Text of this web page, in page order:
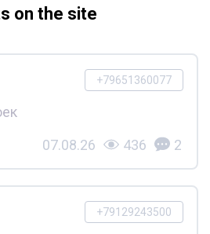
on the site
+79651360077
07.08.26 436 2
+79129243500